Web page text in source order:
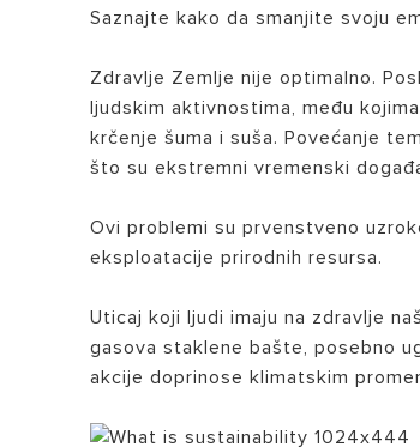
PAMETNI DOM
Saznajte kako da smanjite svoju
Zdravlje Zemlje nije optimalno.
ljudskim aktivnostima, među
krčenje šuma i suša. Povećanje
što su ekstremni vremenski
Ovi problemi su prvenstveno
eksploatacije prirodnih resursa.
Uticaj koji ljudi imaju na zdravlje
gasova staklene bašte, posebno
akcije doprinose klimatskim